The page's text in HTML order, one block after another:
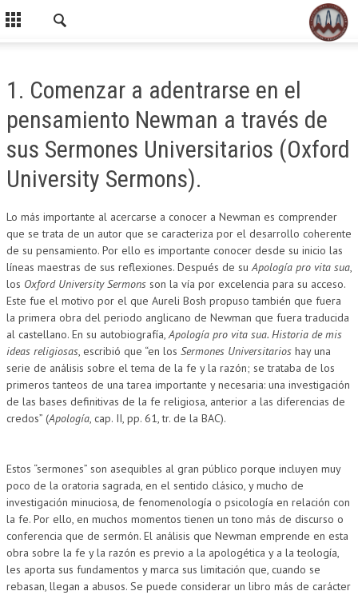
1. Comenzar a adentrarse en el
pensamiento Newman a través de
sus Sermones Universitarios (Oxford
University Sermons).
Lo más importante al acercarse a conocer a Newman es comprender
que se trata de un autor que se caracteriza por el desarrollo coherente
de su pensamiento. Por ello es importante conocer desde su inicio las
líneas maestras de sus reflexiones. Después de suApología pro vita sua,
los Oxford University Sermons son la vía por excelencia para su acceso.
Este fue el motivo por el que Aureli Bosh propuso también que fuera
la primera obra del periodo anglicano de Newman que fuera traducida
al castellano. En su autobiografía,Apología pro vita sua. Historia de mis
ideas religiosas, escribió que “en los Sermones Universitarios hay una
serie de análisis sobre el tema de la fe y la razón; se trataba de los
primeros tanteos de una tarea importante y necesaria: una investigación
de las bases definitivas de la fe religiosa, anterior a las diferencias de
credos” (Apología, cap. II, pp. 61, tr. de la BAC).
Estos “sermones” son asequibles al gran público porque incluyen muy
poco de la oratoria sagrada, en el sentido clásico, y mucho de
investigación minuciosa, de fenomenología o psicología en relación con
la fe. Por ello, en muchos momentos tienen un tono más de discurso o
conferencia que de sermón. El análisis que Newman emprende en esta
obra sobre la fe y la razón es previo a la apologética y a la teología,
les aporta sus fundamentos y marca sus limitación que, cuando se
rebasan, llegan a abusos. Se puede considerar un libro más de carácter